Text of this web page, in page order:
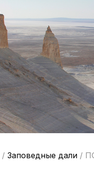
/ Заповедные дали /